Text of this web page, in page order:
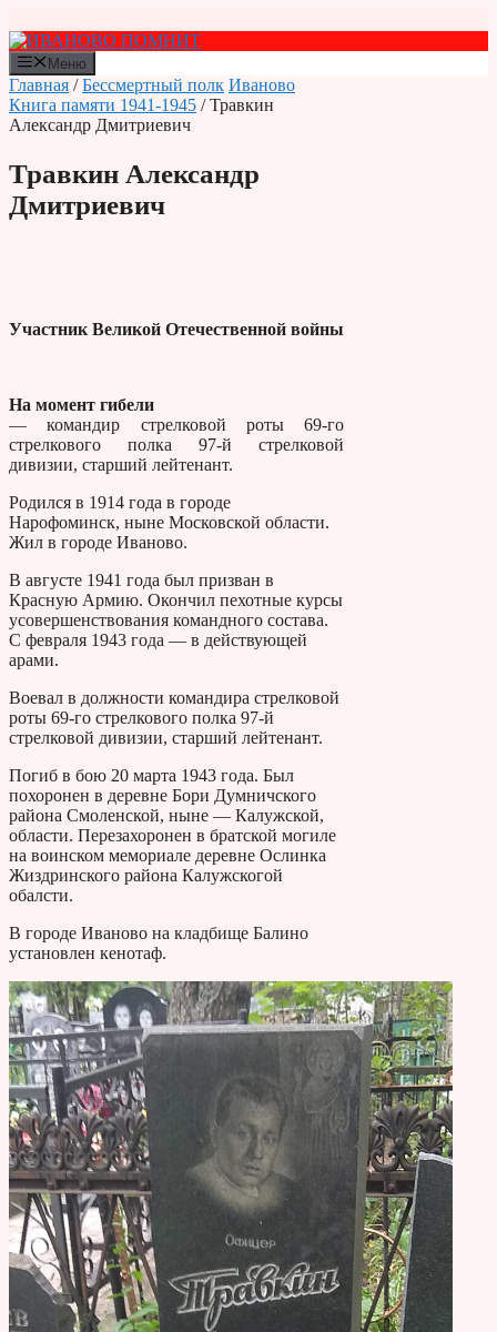
к
содержимому
Меню
Главная /Бессмертный полк Иваново
Книга памяти 1941-1945 / Травкин
Александр Дмитриевич
Травкин Александр
Дмитриевич
Участник Великой Отечественной войны
На момент гибели
— командир стрелковой роты 69-го
стрелкового полка 97-й стрелковой
дивизии, старший лейтенант.
Родился в 1914 года в городе
Нарофоминск, ныне Московской области.
Жил в городе Иваново.
В августе 1941 года был призван в
Красную Армию. Окончил пехотные курсы
усовершенствования командного состава.
С февраля 1943 года — в действующей
арами.
Воевал в должности командира стрелковой
роты 69-го стрелкового полка 97-й
стрелковой дивизии, старший лейтенант.
Погиб в бою 20 марта 1943 года. Был
похоронен в деревне Бори Думничского
района Смоленской, ныне — Калужской,
области. Перезахоронен в братской могиле
на воинском мемориале деревне Ослинка
Жиздринского района Калужскогой
обалсти.
В городе Иваново на кладбище Балино
установлен кенотаф.